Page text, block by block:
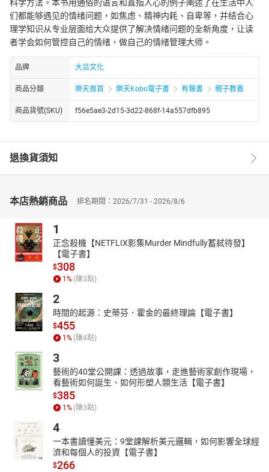
科学方法。本书用通俗的语言和直指人心的例子阐述了在生活中人
们都能够遇见的情绪问题，如焦虑、精神内耗、自卑等，并结合心
理学知识从专业层面给大众提供了解决情绪问题的全新角度，让读
者学会如何管控自己的情绪，做自己的情绪管理大师。
品牌 大吕文化
商品分類 樂天首頁 樂天Kobo電子書 有聲書 親子教養
商品貨號(SKU) f56e5ae3-2d15-3d22-868f-14a557dfb895
退換貨須知
本店熱銷商品 排名期間：2026/7/31 - 2026/8/6
1
正念殺機【NETFLIX影集Murder Mindfully蓄弒待發】
【電子書】
$308
1% (賺3點)
2
時間的起源：史蒂芬．霍金的最終理論【電子書】
$455
1% (賺4點)
3
藝術的40堂公開課：透過故事，走進藝術家創作現場，
看藝術如何誕生、如何形塑人類生活【電子書】
$385
1% (賺3點)
4
一本書讀懂美元：9堂課解析美元邏輯，如何影響全球經
濟和每個人的投資【電子書】
$266